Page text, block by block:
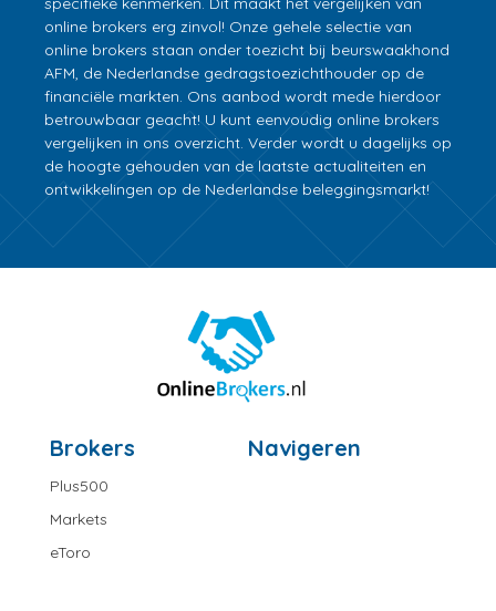
online brokers erg zinvol! Onze gehele selectie van
online brokers staan onder toezicht bij beurswaakhond
AFM, de Nederlandse gedragstoezichthouder op de
financiële markten. Ons aanbod wordt mede hierdoor
betrouwbaar geacht! U kunt eenvoudig online brokers
vergelijken in ons overzicht. Verder wordt u dagelijks op
de hoogte gehouden van de laatste actualiteiten en
ontwikkelingen op de Nederlandse beleggingsmarkt!
Brokers
Plus500
Markets
eToro
Navigeren